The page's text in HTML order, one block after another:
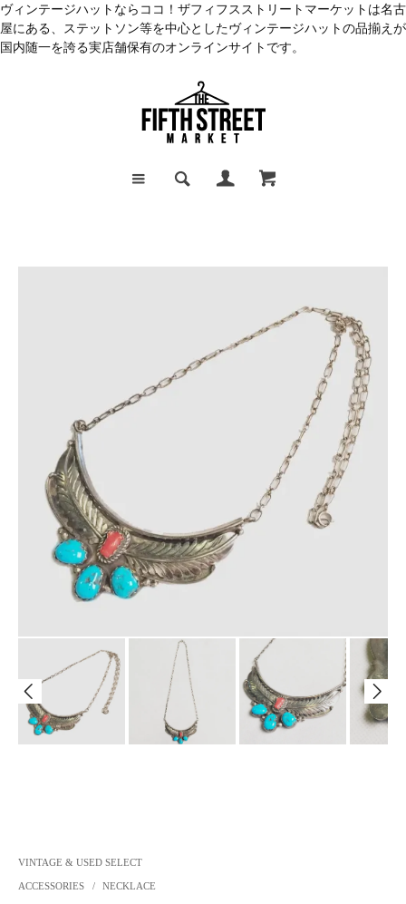
ヴィンテージハットならココ！ザフィフスストリートマーケットは名古
屋にある、ステットソン等を中心としたヴィンテージハットの品揃えが
国内随一を誇る実店舗保有のオンラインサイトです。
VINTAGE & USED SELECT
ACCESSORIES / NECKLACE